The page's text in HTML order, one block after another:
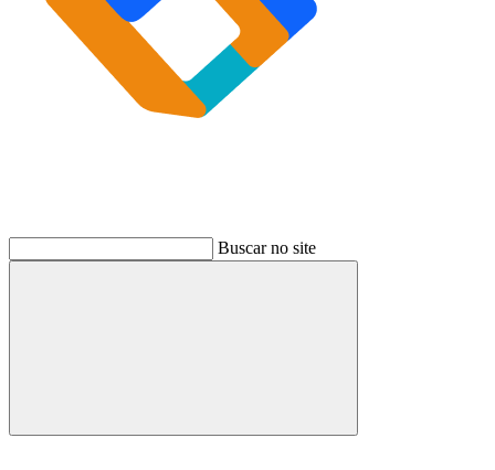
Buscar no site
Buscar